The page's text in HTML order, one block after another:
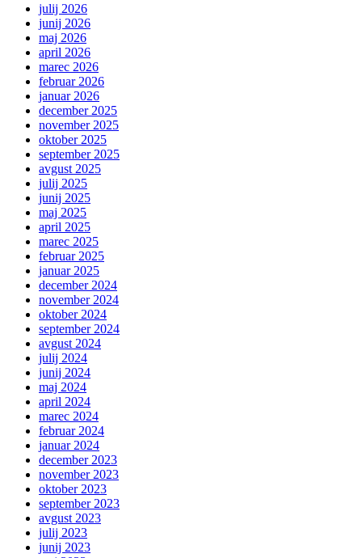
julij 2026
junij 2026
maj 2026
april 2026
marec 2026
februar 2026
januar 2026
december 2025
november 2025
oktober 2025
september 2025
avgust 2025
julij 2025
junij 2025
maj 2025
april 2025
marec 2025
februar 2025
januar 2025
december 2024
november 2024
oktober 2024
september 2024
avgust 2024
julij 2024
junij 2024
maj 2024
april 2024
marec 2024
februar 2024
januar 2024
december 2023
november 2023
oktober 2023
september 2023
avgust 2023
julij 2023
junij 2023